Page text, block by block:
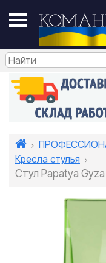
Кресла стулья
Стул Papatya